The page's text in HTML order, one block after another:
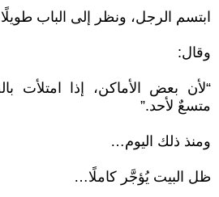
ابتسم الرجل، ونظر إلى الباب
وقال:
“لأن بعض الأماكن، إذا امتلأت
متسعٌ لأحد.”
ومنذ ذلك اليوم…
ظل البيت يُؤجَّر كاملًا…